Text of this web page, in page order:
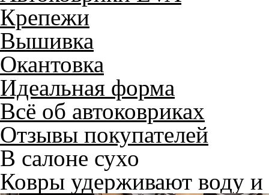
Крепежи
Вышивка
Окантовка
Идеальная форма
Всё об автоковриках
Отзывы покупателей
В салоне сухо
Ковры удерживают воду и